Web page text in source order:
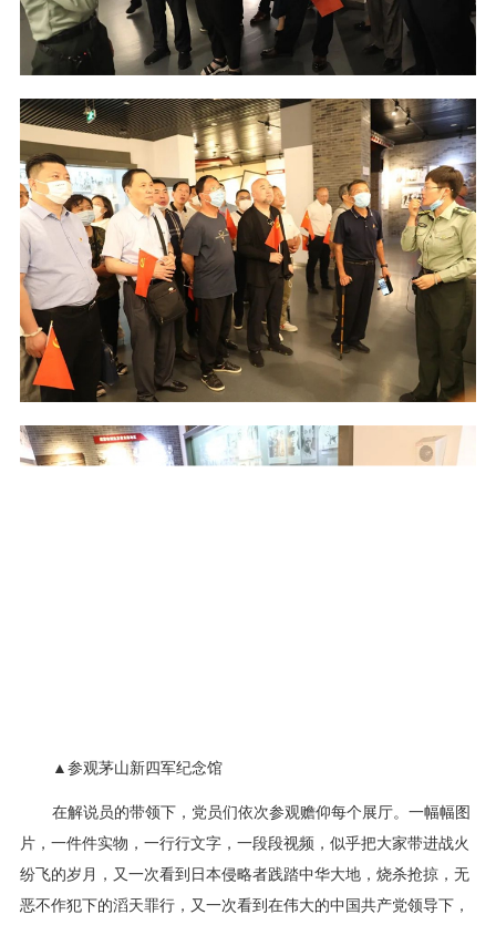
▲参观茅山新四军纪念馆
在解说员的带领下，党员们依次参观赡仰每个展厅。一幅幅图
片，一件件实物，一行行文字，一段段视频，似乎把大家带进战火
纷飞的岁月，又一次看到日本侵略者践踏中华大地，烧杀抢掠，无
恶不作犯下的滔天罪行，又一次看到在伟大的中国共产党领导下，